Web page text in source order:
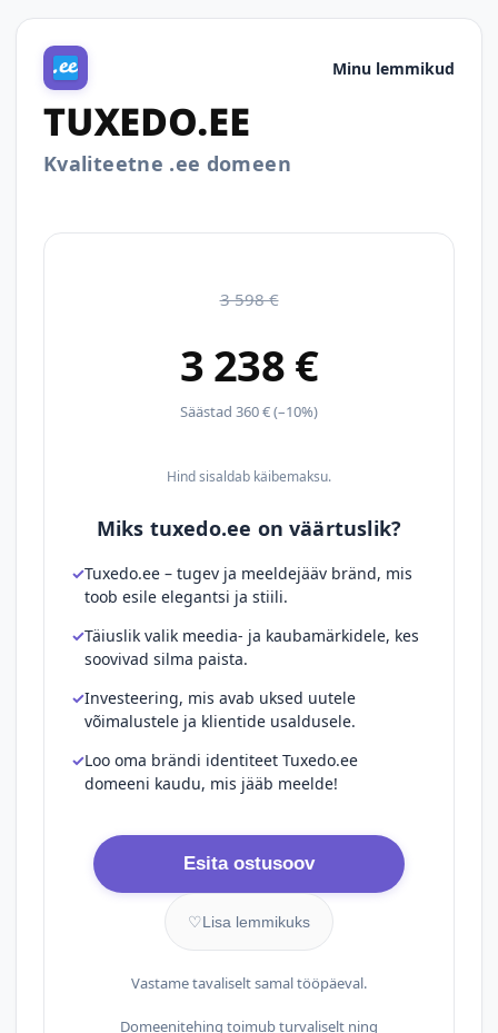
Minu lemmikud
TUXEDO.EE
Kvaliteetne .ee domeen
3 598 €
3 238 €
Säästad 360 € (–10%)
Hind sisaldab käibemaksu.
Miks tuxedo.ee on väärtuslik?
Tuxedo.ee – tugev ja meeldejääv bränd, mis
toob esile elegantsi ja stiili.
Täiuslik valik meedia- ja kaubamärkidele, kes
soovivad silma paista.
Investeering, mis avab uksed uutele
võimalustele ja klientide usaldusele.
Loo oma brändi identiteet Tuxedo.ee
domeeni kaudu, mis jääb meelde!
Esita ostusoov
♡Lisa lemmikuks
Vastame tavaliselt samal tööpäeval.
Domeenitehing toimub turvaliselt ning